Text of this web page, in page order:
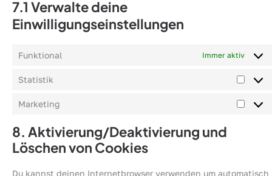
7.1 Verwalte deine
Einwilligungseinstellungen
Funktional Immer aktiv
Statistik
Marketing
8. Aktivierung/Deaktivierung und
Löschen von Cookies
Du kannst deinen Internetbrowser verwenden um automatisch